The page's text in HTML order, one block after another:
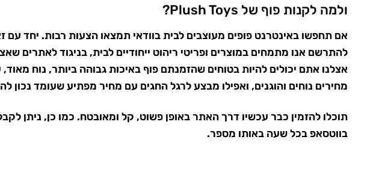
ולמה לקנות פוף של Plush Toys?
אם תחפשו באינטרנט פופים מעוצבים לבית בוודאי תמצאו הצעות רבות. יחד עם
להתרשם אנו מתמחים במוצרים ופריטי ריהוט ייחודיים לבית, בניגוד
אצלנו אתם יכולים להיות בטוחים שהזמנתם פוף באיכות גבוהה ביותר, נוח
מחירים נוחים והוגנים, ואפילו מבצע לרגל החגים עם מחיר מפתיעשעומד נכון להיום על 549.9 ₪ במקום
תוכלו להזמין כבר עכשיו דרך האתר באופן פשוט, קל ומאובטח. כמו כן, ניתן לקבל פרטים
בווטסאפ בכל שעה באותו מספר.